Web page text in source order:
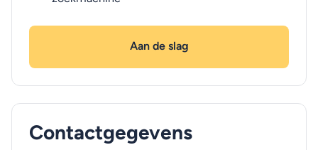
Aan de slag
Contactgegevens